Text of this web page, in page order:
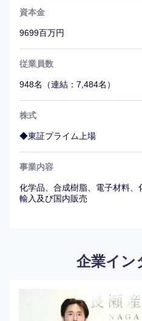
資本金
9699百万円
従業員数
948名（連結：7,484名）
株式
◆東証プライム上場
事業内容
化学品、合成樹脂、電子材料、
輸入及び国内販売
企業イン